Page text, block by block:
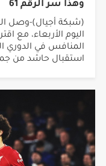
وهذا سر الرقم 61
(شبكة أجيال)-وصل
اليوم الأربعاء، مع
المنافس في الدوري
استقبال حاشد من